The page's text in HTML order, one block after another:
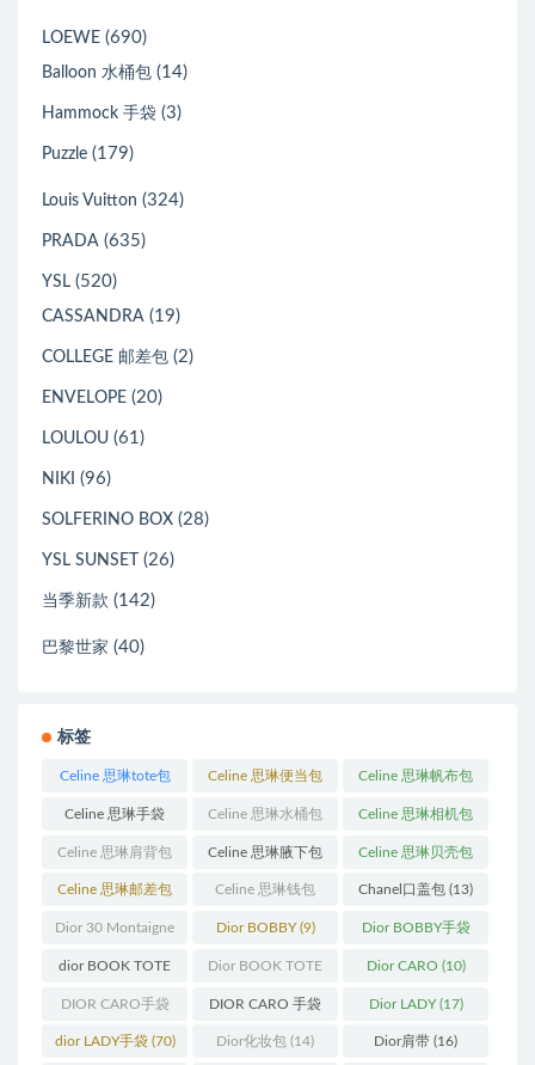
LOEWE (690)
Balloon 水桶包 (14)
Hammock 手袋 (3)
Puzzle (179)
Louis Vuitton (324)
PRADA (635)
YSL (520)
CASSANDRA (19)
COLLEGE 邮差包 (2)
ENVELOPE (20)
LOULOU (61)
NIKI (96)
SOLFERINO BOX (28)
YSL SUNSET (26)
当季新款 (142)
巴黎世家 (40)
标签
Celine 思琳tote包
(23)
Celine 思琳便当包
(14)
Celine 思琳帆布包
(18)
Celine 思琳手袋
(250)
Celine 思琳水桶包
(55)
Celine 思琳相机包
(11)
Celine 思琳肩背包
(12)
Celine 思琳腋下包
(10)
Celine 思琳贝壳包
(12)
Celine 思琳邮差包
(13)
Celine 思琳钱包
(10)
Chanel口盖包 (13)
Dior 30 Montaigne
蒙田(31)
Dior BOBBY(9) Dior BOBBY手袋
(26)
dior BOOK TOTE
(12)
Dior BOOK TOTE
手袋(163)
Dior CARO (10)
DIOR CARO手袋
(11)
DIOR CARO 手袋
(31)
Dior LADY(17)
dior LADY手袋(70) Dior化妆包 (14) Dior肩带 (16)